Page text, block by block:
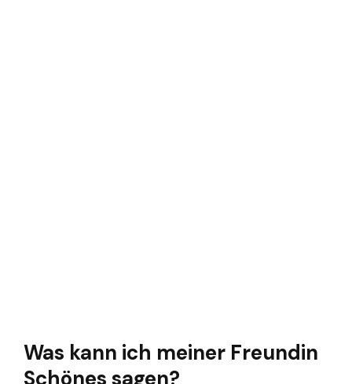
Was kann ich meiner Freundin